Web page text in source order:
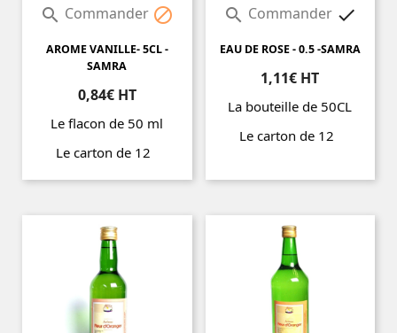
 Commander 
AROME VANILLE- 5CL -
SAMRA
0,84€ HT
Le flacon de 50 ml
Le carton de 12
Prix
 Commander 
EAU DE ROSE - 0.5 -SAMRA
1,11€ HT
La bouteille de 50CL
Le carton de 12